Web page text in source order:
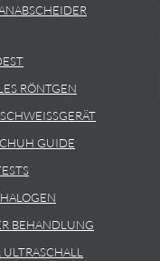
RÖNTGEN
GUIDE
BEHANDLUNG
ULTRASCHALL